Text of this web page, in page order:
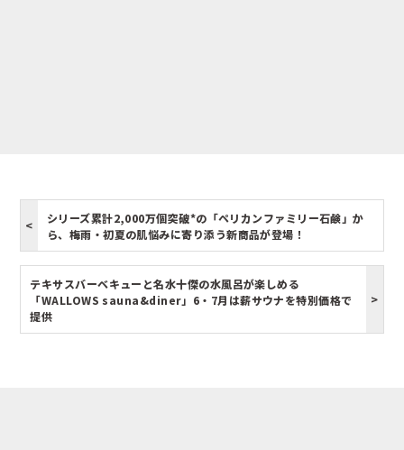
シリーズ累計2,000万個突破*の「ペリカンファミリー石鹸」か
ら、梅雨・初夏の肌悩みに寄り添う新商品が登場！
テキサスバーベキューと名水十傑の水風呂が楽しめる
「WALLOWS sauna&diner」6・7月は薪サウナを特別価格で
提供